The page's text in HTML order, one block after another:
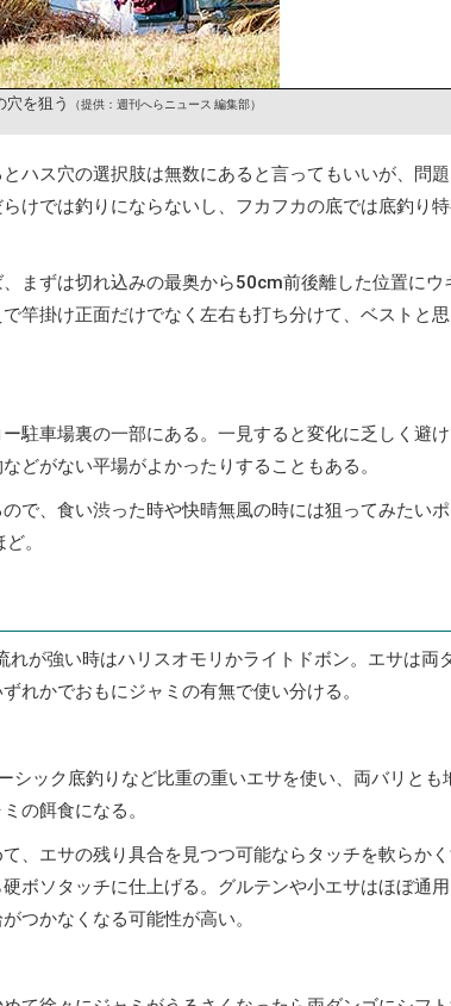
穴を狙う （提供：週刊へらニュース 編集部）
ハス穴の選択肢は無数にあると言ってもいいが、問
けでは釣りにならないし、フカフカの底では底釣り
、まずは切れ込みの最奥から50cm前後離した位置にウ
竿掛け正面だけでなく左右も打ち分けて、ベストと
駐車場裏の一部にある。一見すると変化に乏しく避
どがない平場がよかったりすることもある。
で、食い渋った時や快晴無風の時には狙ってみたいポ
。
が強い時はハリスオモリかライトドボン。エサは両
れかでおもにジャミの有無で使い分ける。
シック底釣りなど比重の重いエサを使い、両バリとも
の餌食になる。
、エサの残り具合を見つつ可能ならタッチを軟らかく
ボソタッチに仕上げる。グルテンや小エサはほぼ通用
つかなくなる可能性が高い。